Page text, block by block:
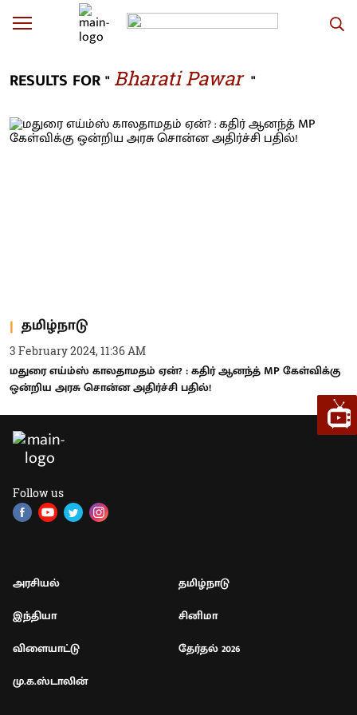
RESULTS FOR " Bharati Pawar "
தமிழ்நாடு
3 February 2024, 11:36 AM
மதுரை எய்ம்ஸ் காலதாமதம் ஏன்? : கதிர் ஆனந்த் MP கேள்விக்கு
ஒன்றிய அரசு சொன்ன அதிர்ச்சி பதில்!
Follow us
அரசியல்
தமிழ்நாடு
இந்தியா
சினிமா
விளையாட்டு
தேர்தல் 2026
மு.க.ஸ்டாலின்